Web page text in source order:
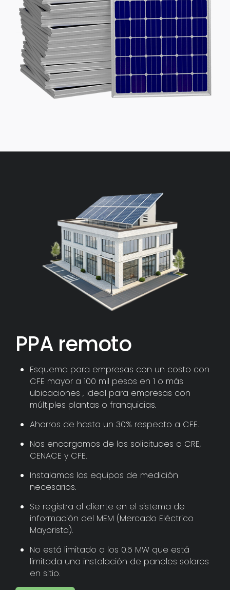
PPA remoto
Esquema para empresas con un costo con
CFE mayor a 100 mil pesos en 1 o más
ubicaciones , ideal para empresas con
múltiples plantas o franquicias.
Ahorros de hasta un 30% respecto a CFE.
Nos encargamos de las solicitudes a CRE,
CENACE y CFE.
Instalamos los equipos de medición
necesarios.
Se registra al cliente en el sistema de
información del MEM (Mercado Eléctrico
Mayorista).
No está limitado a los 0.5 MW que está
limitada una instalación de paneles solares
en sitio.